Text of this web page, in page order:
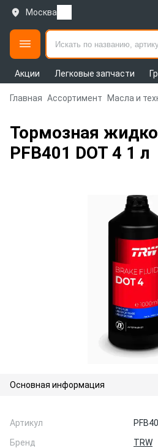
Москва
Акции Легковые запчасти
Главная Ассортимент Масла и
Тормозная
PFB401 DOT 4 1 л
Основная информация
Артикул
Бренд
TRW